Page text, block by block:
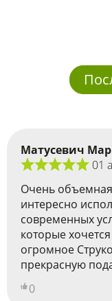
Матусевич
01
Очень
интересно
современных
которые
огромное
прекрасную
0